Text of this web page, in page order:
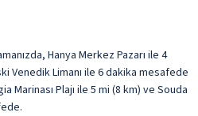
Hanya Merkez Pazarı ile 4
Venedik Limanı ile 6 dakika mesafede
Marinası Plajı ile 5 mi (8 km) ve Souda